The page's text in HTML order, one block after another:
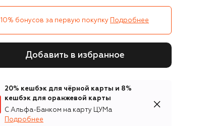
10% бонусов за первую покупку Подробнее
Добавить в избранное
20% кешбэк для чёрной карты и 8%
кешбэк для оранжевой карты
С Альфа-Банком на карту ЦУМа
Подробнее